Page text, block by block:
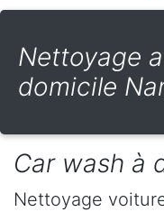
Nettoyage
domicile
Car wash à
Nettoyage